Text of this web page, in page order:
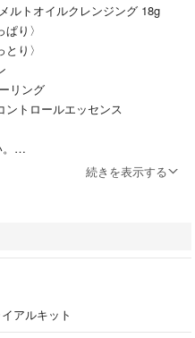
ルトオイルクレンジング 18g
り〉
り〉
リング
ントロールエッセンス
続きを表示する
アルキット